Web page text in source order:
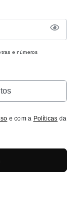
e números
e com a Políticas da